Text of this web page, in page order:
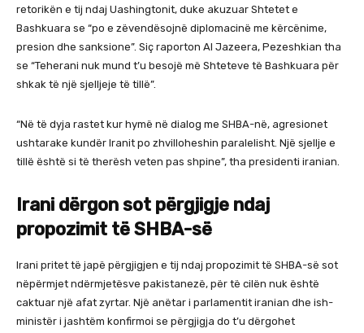
retorikën e tij ndaj Uashingtonit, duke akuzuar Shtetet e
Bashkuara se “po e zëvendësojnë diplomacinë me kërcënime,
presion dhe sanksione”. Siç raporton Al Jazeera, Pezeshkian tha
se “Teherani nuk mund t’u besojë më Shteteve të Bashkuara për
shkak të një sjelljeje të tillë”.
“Në të dyja rastet kur hymë në dialog me SHBA-në, agresionet
ushtarake kundër Iranit po zhvilloheshin paralelisht. Një sjellje e
tillë është si të therësh veten pas shpine”, tha presidenti iranian.
Irani dërgon sot përgjigje ndaj
propozimit të SHBA-së
Irani pritet të japë përgjigjen e tij ndaj propozimit të SHBA-së sot
nëpërmjet ndërmjetësve pakistanezë, për të cilën nuk është
caktuar një afat zyrtar. Një anëtar i parlamentit iranian dhe ish-
ministër i jashtëm konfirmoi se përgjigja do t’u dërgohet